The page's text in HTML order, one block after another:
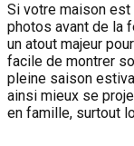
Si votre maison
photos avant de la
un atout majeur
facile de montrer
pleine saison
ainsi mieux se
en famille, surtout